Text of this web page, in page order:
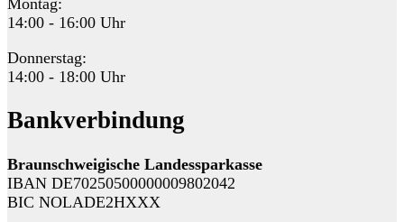
Montag:
14:00 - 16:00 Uhr
Donnerstag:
14:00 - 18:00 Uhr
Bankverbindung
Braunschweigische Landessparkasse
IBAN DE70250500000009802042
BIC NOLADE2HXXX